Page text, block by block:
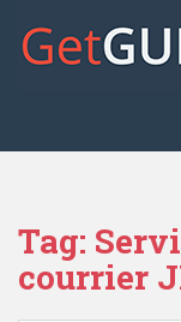
o
Tag:
courrier